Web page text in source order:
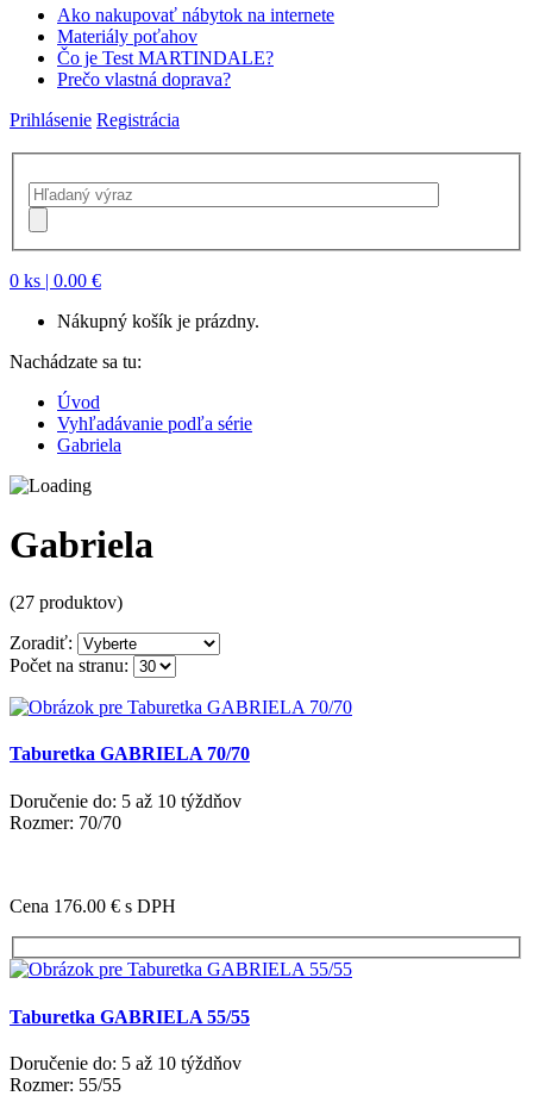
Ako nakupovať nábytok na internete
Materiály poťahov
Čo je Test MARTINDALE?
Prečo vlastná doprava?
Prihlásenie Registrácia
0 ks | 0.00 €
Nákupný košík je prázdny.
Nachádzate sa tu:
Úvod
Vyhľadávanie podľa série
Gabriela
Gabriela
(27 produktov)
Zoradiť:
Počet na stranu:
Taburetka GABRIELA 70/70
Doručenie do: 5 až 10 týždňov
Rozmer: 70/70
Cena 176.00 € s DPH
Taburetka GABRIELA 55/55
Doručenie do: 5 až 10 týždňov
Rozmer: 55/55